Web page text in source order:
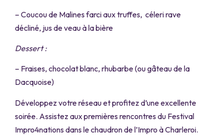
– Coucou de Malines farci aux truffes, céleri rave
décliné, jus de veau à la bière
Dessert :
– Fraises, chocolat blanc, rhubarbe (ou gâteau de la
Dacquoise)
Développez votre réseau et profitez d’une excellente
soirée. Assistez aux premières rencontres du Festival
Impro4nations dans le chaudron de l’Impro à Charleroi.